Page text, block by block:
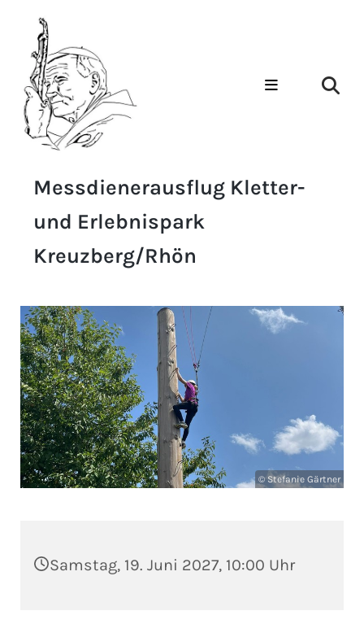
Messdienerausflug Kletter-
und Erlebnispark
Kreuzberg/Rhön
© Stefanie Gärtner
Samstag, 19. Juni 2027, 10:00 Uhr